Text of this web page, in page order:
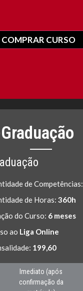
COMPRAR CURSO
de Competências:
de Horas: 360h
do Curso: 6 meses
ao Liga Online
199,60
Imediato (após
confirmação da